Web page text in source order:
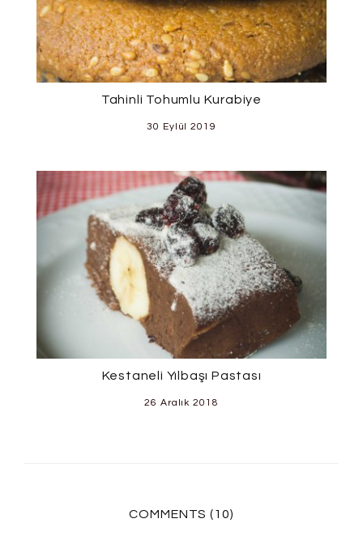
Tahinli Tohumlu Kurabiye
30 Eylül 2019
Kestaneli Yılbaşı Pastası
26 Aralık 2018
COMMENTS (10)